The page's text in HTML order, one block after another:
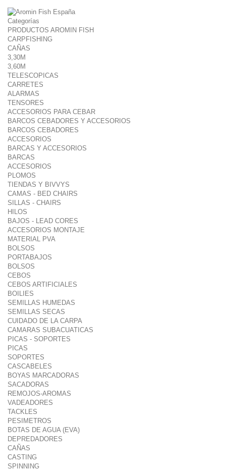
Categorías
PRODUCTOS AROMIN FISH
CARPFISHING
CAÑAS
3,30M
3,60M
TELESCOPICAS
CARRETES
ALARMAS
TENSORES
ACCESORIOS PARA CEBAR
BARCOS CEBADORES Y ACCESORIOS
BARCOS CEBADORES
ACCESORIOS
BARCAS Y ACCESORIOS
BARCAS
ACCESORIOS
PLOMOS
TIENDAS Y BIVVYS
CAMAS - BED CHAIRS
SILLAS - CHAIRS
HILOS
BAJOS - LEAD CORES
ACCESORIOS MONTAJE
MATERIAL PVA
BOLSOS
PORTABAJOS
BOLSOS
CEBOS
CEBOS ARTIFICIALES
BOILIES
SEMILLAS HUMEDAS
SEMILLAS SECAS
CUIDADO DE LA CARPA
CAMARAS SUBACUATICAS
PICAS - SOPORTES
PICAS
SOPORTES
CASCABELES
BOYAS MARCADORAS
SACADORAS
REMOJOS-AROMAS
VADEADORES
TACKLES
PESIMETROS
BOTAS DE AGUA (EVA)
DEPREDADORES
CAÑAS
CASTING
SPINNING